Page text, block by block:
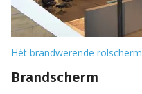
Brandscherm
Hét brandwerende rolscherm